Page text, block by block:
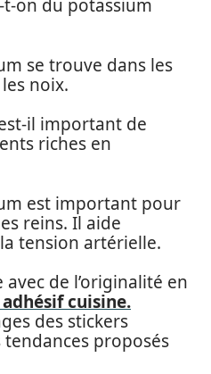
on du potassium
se trouve dans les
noix.
il important de
riches en
est important pour
reins. Il aide
tension artérielle.
de l’originalité en
cuisine.
des stickers
proposés